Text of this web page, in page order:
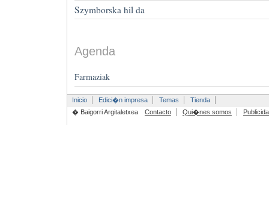
Szymborska hil da
Agenda
Farmaziak
Inicio Edici�n impresa Temas
Tienda
� Baigorri Argitaletxea
Contacto Qui�nes somos